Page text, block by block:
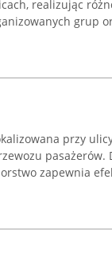
realizując
grup
przy
pasażerów.
zapewnia